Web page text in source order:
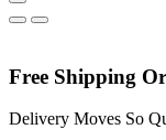
Free Shipping
Delivery Moves So